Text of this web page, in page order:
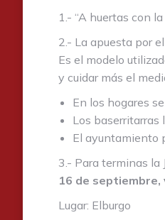
1.- “A huertas con
2.- La apuesta por
Es el modelo
y cuidar más el
En los hogares
Los baserritarras
El ayuntamiento
3.- Para terminas la
16 de septiembre,
Lugar: Elburgo